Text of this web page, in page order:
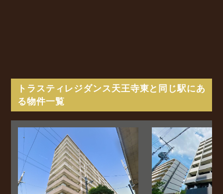
トラスティレジダンス天王寺東と同じ駅にあ
る物件一覧